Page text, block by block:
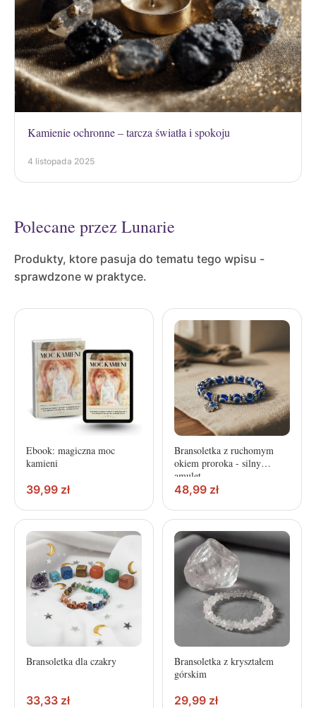
Kamienie ochronne – tarcza światła i spokoju
4 listopada 2025
Polecane przez Lunarie
Produkty, ktore pasuja do tematu tego wpisu -
sprawdzone w praktyce.
Ebook: magiczna moc
kamieni
39,99 zł
Bransoletka z ruchomym
okiem proroka - silny
amulet
48,99 zł
Bransoletka dla czakry
33,33 zł
Bransoletka z kryształem
górskim
29,99 zł